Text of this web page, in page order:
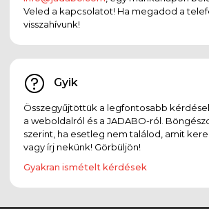
Veled a kapcsolatot! Ha megadod a
visszahívunk!
Gyik
Összegyűjtöttük a legfontosabb
a weboldalról és a JADABO-ról.
szerint, ha esetleg nem találod, amit
vagy írj nekünk! Görbüljön!
Gyakran ismételt kérdések